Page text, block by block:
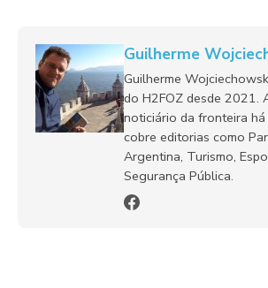
Guilherme
Guilherme
do H2FOZ desde 2021.
noticiário da fronteira há
cobre editorias como
Argentina, Turismo,
Segurança Pública.